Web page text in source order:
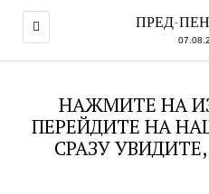
ПРЕД-
НАЖМИТЕ НА
ПЕРЕЙДИТЕ НА
СРАЗУ